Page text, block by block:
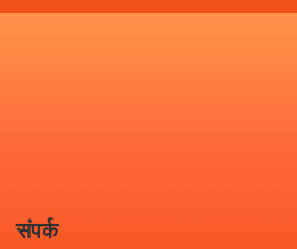
संपर्क